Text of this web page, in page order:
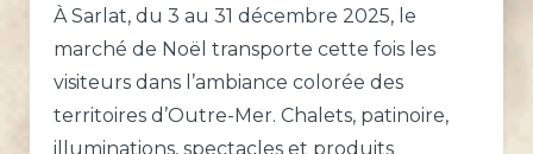
À Sarlat, du 3 au 31 décembre 2025, le
marché de Noël transporte cette fois les
visiteurs dans l’ambiance colorée des
territoires d’Outre-Mer. Chalets, patinoire,
illuminations, spectacles et produits